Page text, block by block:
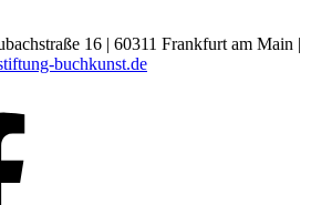
16 | 60311 Frankfurt am Main |
buchkunst.de